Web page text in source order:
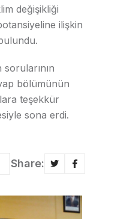
değişikliği
ilişkin
sorularının
bölümünün
teşekkür
sona erdi.
Share: